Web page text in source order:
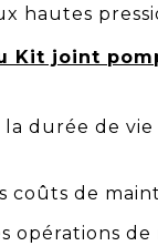
hautes
Kit joint
la durée de
coûts de
opérations